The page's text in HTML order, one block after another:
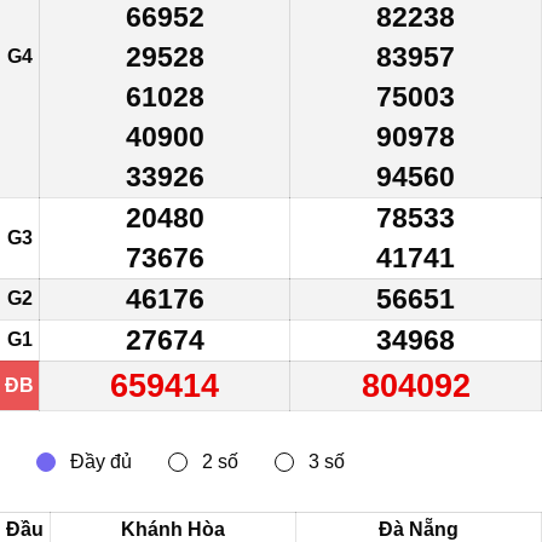
G4
66952
29528
61028
40900
33926
82238
83957
75003
90978
94560
G3
20480
73676
78533
41741
G2 46176 56651
G1 27674 34968
ĐB 659414 804092
Đầu Khánh Hòa
Đà Nẵng